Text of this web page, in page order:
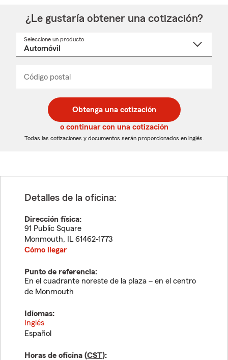
¿Le gustaría obtener una cotización?
Seleccione un producto
desplegable
Código postal
de
5
dígitos
de
5
dígitos
_____
Obtenga una cotización
o continuar con una cotización
Todas las cotizaciones y documentos serán proporcionados en inglés.
Detalles de la oficina:
Dirección física:
91 Public Square
Monmouth, IL 61462-1773
Cómo llegar
Punto de referencia:
En el cuadrante noreste de la plaza – en el centro
de Monmouth
Idiomas:
Inglés
Español
Horas de oficina (CST):